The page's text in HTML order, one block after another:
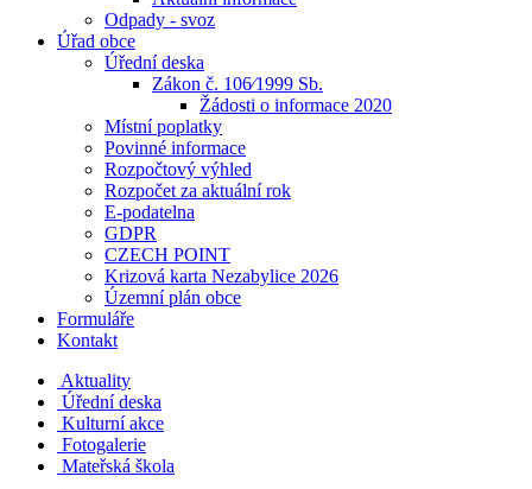
Odpady - svoz
Úřad obce
Úřední deska
Zákon č. 106⁄1999 Sb.
Žádosti o informace 2020
Místní poplatky
Povinné informace
Rozpočtový výhled
Rozpočet za aktuální rok
E-podatelna
GDPR
CZECH POINT
Krizová karta Nezabylice 2026
Územní plán obce
Formuláře
Kontakt
Aktuality
Úřední deska
Kulturní akce
Fotogalerie
Mateřská škola